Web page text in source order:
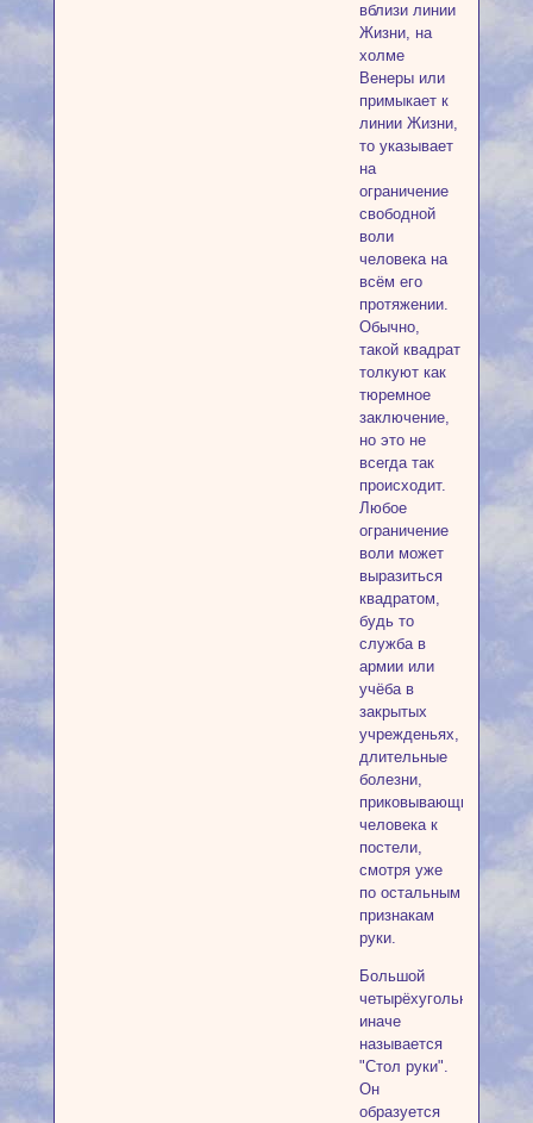
вблизи линии
Жизни, на
холме
Венеры или
примыкает к
линии Жизни,
то указывает
на
ограничение
свободной
воли
человека на
всём его
протяжении.
Обычно,
такой квадрат
толкуют как
тюремное
заключение,
но это не
всегда так
происходит.
Любое
ограничение
воли может
выразиться
квадратом,
будь то
служба в
армии или
учёба в
закрытых
учрежденьях,
длительные
болезни,
приковывающие
человека к
постели,
смотря уже
по остальным
признакам
руки.
Большой
четырёхугольник,
иначе
называется
"Стол руки".
Он
образуется